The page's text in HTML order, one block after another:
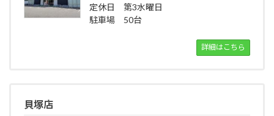
定休日 第3水曜日
駐車場 50台
詳細はこちら
貝塚店